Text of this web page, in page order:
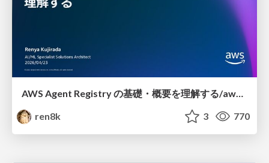
AWS Agent Registry の基礎・概要を理解する/aws-agent-registry-intro
ren8k
3 770